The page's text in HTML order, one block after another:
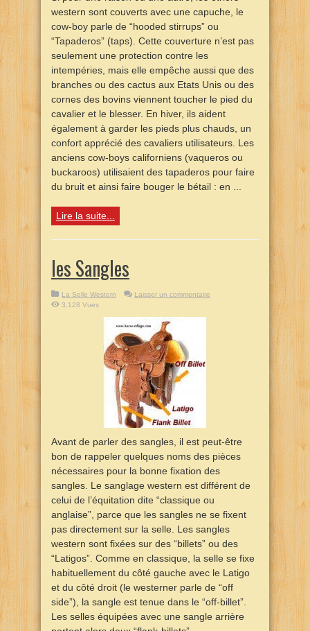
western sont couverts avec une capuche, le
cow-boy parle de “hooded stirrups” ou
“Tapaderos” (taps). Cette couverture n’est pas
seulement une protection contre les
intempéries, mais elle empêche aussi que des
branches ou des cactus aux Etats Unis ou des
cornes des bovins viennent toucher le pied du
cavalier et le blesser. En hiver, ils aident
également à garder les pieds plus chauds, un
confort apprécié des cavaliers utilisateurs. Les
anciens cow-boys californiens (vaqueros ou
buckaroos) utilisaient des tapaderos pour faire
du bruit et ainsi faire bouger le bétail : en ...
Lire la suite...
les Sangles
La Selle Western
Laisser un commentaire
3,128 Vues
Avant de parler des sangles, il est peut-être
bon de rappeler quelques noms des pièces
nécessaires pour la bonne fixation des
sangles. Le sanglage western est différent de
celui de l’équitation dite “classique ou
anglaise”, parce que les sangles ne se fixent
pas directement sur la selle. Les sangles
western sont fixées sur des “billets” ou des
“Latigos”. Comme en classique, la selle se fixe
habituellement du côté gauche avec le Latigo
et du côté droit (le westerner parle de “off
side”), la sangle est tenue dans le “off-billet”.
Les selles équipées avec une sangle arrière